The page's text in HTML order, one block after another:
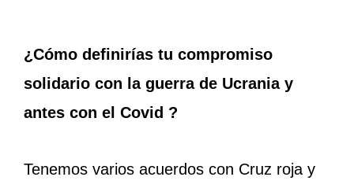
¿Cómo definirías tu compromiso
solidario con la guerra de Ucrania y
antes con el Covid ?
Tenemos varios acuerdos con Cruz roja y